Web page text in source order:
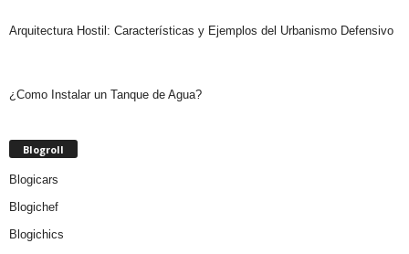
Arquitectura Hostil: Características y Ejemplos del Urbanismo Defensivo
¿Como Instalar un Tanque de Agua?
Blogroll
Blogicars
Blogichef
Blogichics